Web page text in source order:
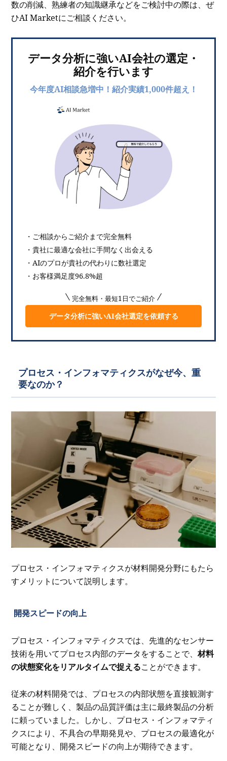
数の削減、熟練者の知識継承などをご検討中の際は、ぜ
ひAI Marketにご相談ください。
データ分析に強いAI会社の選定・
紹介を行います
今年度AI相談急増中！紹介実績1,000件超え！
・ご相談からご紹介まで完全無料
・貴社に最適な会社に手間なく出会える
・AIのプロが貴社の代わりに数社選定
・お客様満足度96.8%超
完全無料・最短1日でご紹介
データ分析に強いAI会社選定を依頼する
プロセス・インフォマティクスがなぜ今、重
要なのか？
プロセス・インフォマティクスが材料開発分野にもたら
すメリットについて説明します。
開発スピードの向上
プロセス・インフォマティクスでは、先進的なセンサー
技術を用いてプロセス内部のデータをすることで、材料
の状態変化をリアルタイムで捉えることができます。
従来の材料開発では、プロセスの内部状態を直接観測す
ることが難しく、製品の品質評価は主に最終製品の分析
に頼っていました。しかし、プロセス・インフォマティ
クスにより、不具合の早期発見や、プロセスの最適化が
可能となり、開発スピードの向上が期待できます。